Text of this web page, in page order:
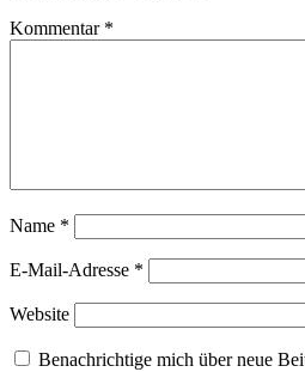
Kommentar *
Name *
E-Mail-Adresse *
Website
Benachrichtige mich über neue